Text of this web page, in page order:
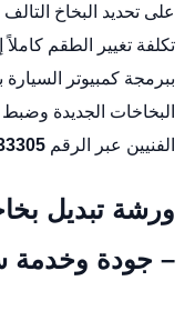
على تحديد البخاخ
تكلفة تغيير الطقم
ببرمجة كمبيوتر
البخاخات الجديدة
الفنيين عبر الرقم
– جودة وخدمة